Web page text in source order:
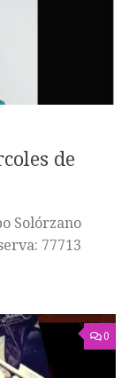
de
Solórzano
77713
0